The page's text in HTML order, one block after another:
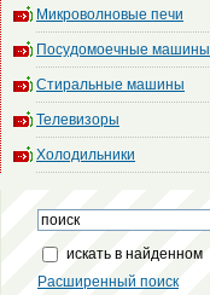
Микроволновые печи
Посудомоечные машины
Стиральные машины
Телевизоры
Холодильники
искать в найденном
Расширенный поиск